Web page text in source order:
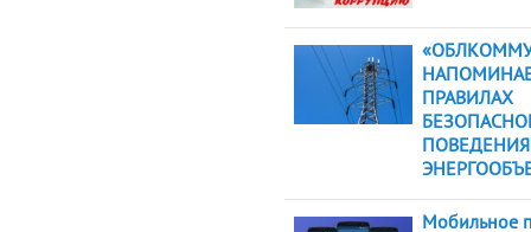
ПРАВИЛАХ
Мобильное